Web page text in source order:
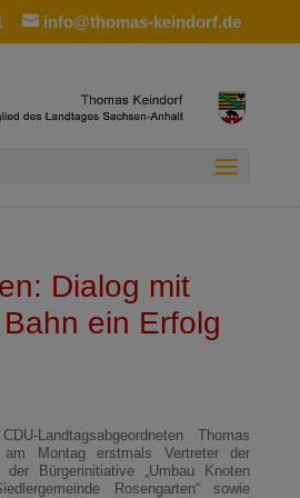
info@thomas-keindorf.de
Dialog mit
ein Erfolg
Landtagsabgeordneten Thomas
Montag erstmals Vertreter der
Bürgerinitiative „Umbau Knoten
Rosengarten“ sowie